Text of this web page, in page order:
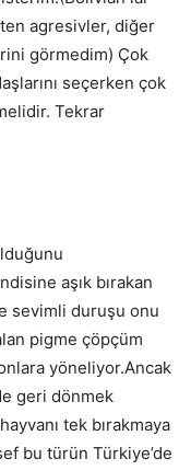
agresivler, diğer
görmedim) Çok
seçerken çok
Tekrar
aşık bırakan
sevimli duruşu onu
pigme çöpçüm
yöneliyor.Ancak
geri dönmek
tek bırakmaya
bu türün Türkiye’de